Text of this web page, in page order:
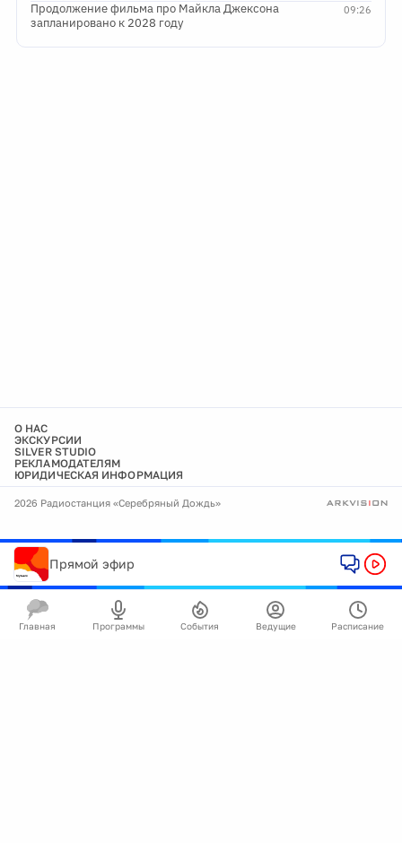
09:26
Продолжение фильма про Майкла Джексона
запланировано к 2028 году
О НАС
ЭКСКУРСИИ
SILVER STUDIO
РЕКЛАМОДАТЕЛЯМ
ЮРИДИЧЕСКАЯ ИНФОРМАЦИЯ
2026 Радиостанция «Серебряный Дождь»
Прямой эфир
Главная Программы События Ведущие Расписание